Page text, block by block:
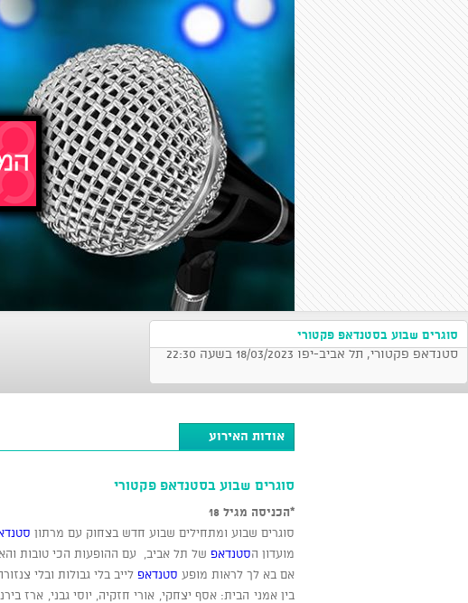
סוגרים שבוע בסטנדאפ פקטורי
סטנדאפ פקטורי, תל אביב-יפו 18/03/2023 בשעה 22:30
אודות האירוע
סוגרים שבוע בסטנדאפ פקטורי
*הכניסה מגיל 18
סוגרים שבוע ומתחילים שבוע חדש בצחוק עם מרתון
מועדון הסטנדאפ של תל אביב, עם ההופעות הכי טובות
אם בא לך לראות מופע סטנדאפ לייב בלי גבולות ובלי
בין אמני הבית: אסף יצחקי, אורי חזקיה, יוסי גבני, ארז